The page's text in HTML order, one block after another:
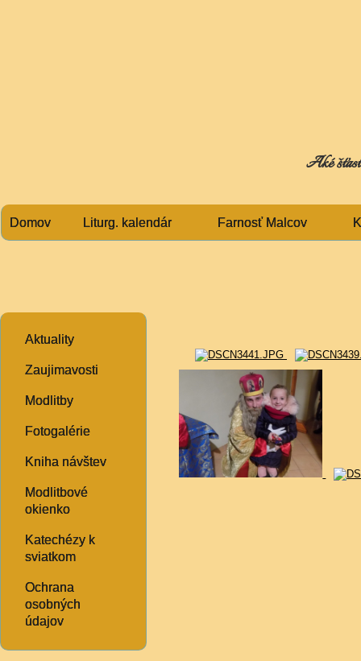
Aké
Domov Liturg. kalendár Farnosť Malcov
Aktuality
Zaujimavosti
Modlitby
Fotogalérie
Kniha návštev
Modlitbové
okienko
Katechézy k
sviatkom
Ochrana
osobných
údajov